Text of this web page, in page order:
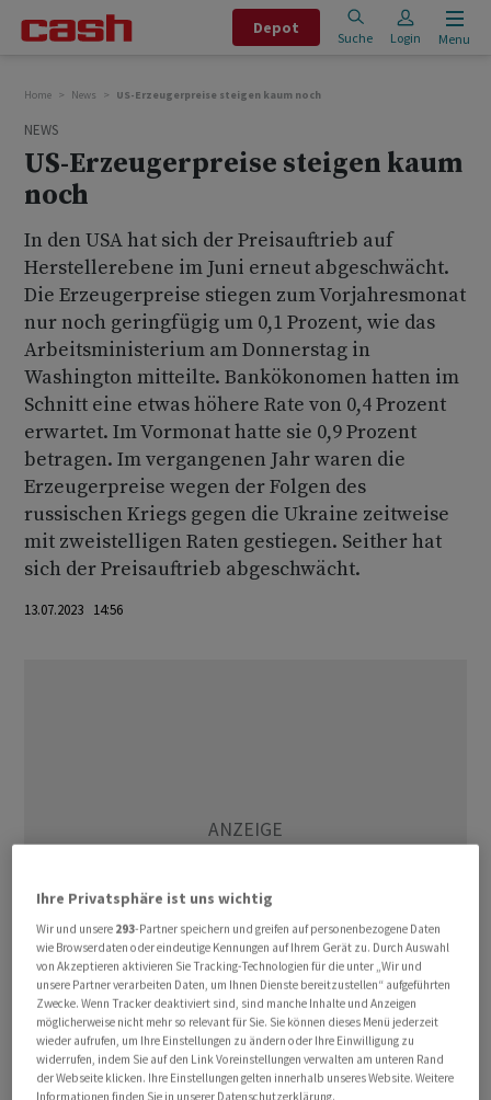
Depot
Suche Login Menu
Home News US-Erzeugerpreise steigen kaum noch
NEWS
US-Erzeugerpreise steigen kaum
noch
In den USA hat sich der Preisauftrieb auf
Herstellerebene im Juni erneut abgeschwächt.
Die Erzeugerpreise stiegen zum Vorjahresmonat
nur noch geringfügig um 0,1 Prozent, wie das
Arbeitsministerium am Donnerstag in
Washington mitteilte. Bankökonomen hatten im
Schnitt eine etwas höhere Rate von 0,4 Prozent
erwartet. Im Vormonat hatte sie 0,9 Prozent
betragen. Im vergangenen Jahr waren die
Erzeugerpreise wegen der Folgen des
russischen Kriegs gegen die Ukraine zeitweise
mit zweistelligen Raten gestiegen. Seither hat
sich der Preisauftrieb abgeschwächt.
13.07.2023 14:56
Ohne Energie und Lebensmittel stiegen die
Erzeugerpreise gegenüber Juni 2022 wesentlich
deutlicher um 2,4 Prozent. Diese sogenannte Kernrate
Ihre Privatsphäre ist uns wichtig
Wir und unsere 293-Partner speichern und greifen auf personenbezogene Daten
wie Browserdaten oder eindeutige Kennungen auf Ihrem Gerät zu. Durch Auswahl
von Akzeptieren aktivieren Sie Tracking-Technologien für die unter „Wir und
unsere Partner verarbeiten Daten, um Ihnen Dienste bereitzustellen“ aufgeführten
Zwecke. Wenn Tracker deaktiviert sind, sind manche Inhalte und Anzeigen
möglicherweise nicht mehr so relevant für Sie. Sie können dieses Menü jederzeit
wieder aufrufen, um Ihre Einstellungen zu ändern oder Ihre Einwilligung zu
widerrufen, indem Sie auf den Link Voreinstellungen verwalten am unteren Rand
der Webseite klicken. Ihre Einstellungen gelten innerhalb unseres Website. Weitere
Informationen finden Sie in unserer Datenschutzerklärung.